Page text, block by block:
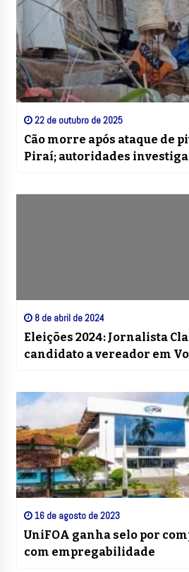
22 de outubro de 2025
Cão morre após ataque de
Piraí; autoridades
8 de abril de 2024
Eleições 2024: Jornalista
candidato a vereador em
16 de agosto de 2023
UniFOA ganha selo por
com empregabilidade